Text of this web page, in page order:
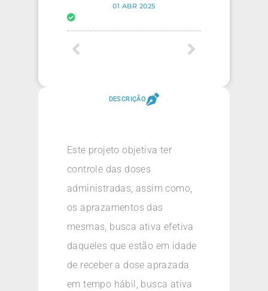
01 ABR 2025
DESCRIÇÃO
Este projeto objetiva ter
controle das doses
administradas, assim como,
os aprazamentos das
mesmas, busca ativa efetiva
daqueles que estão em idade
de receber a dose aprazada
em tempo hábil, busca ativa